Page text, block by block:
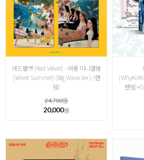
레드벨벳 (Red Velvet) - 여름 미니앨범
[Velvet Summer] (Big Wave Ver.) (랜
덤)
24,700원
20,000원
랜덤